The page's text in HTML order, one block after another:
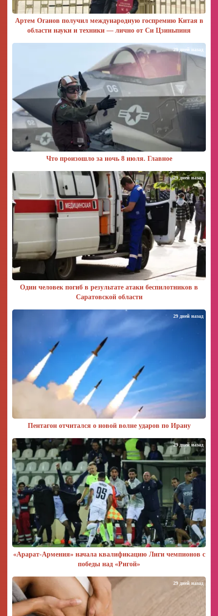
Артем Оганов получил международную госпремию Китая в
области науки и техники — лично от Си Цзиньпиня
Что произошло за ночь 8 июля. Главное
29 дней назад
Один человек погиб в результате атаки беспилотников в
Саратовской области
29 дней назад
Пентагон отчитался о новой волне ударов по Ирану
29 дней назад
«Арарат‑Армения» начала квалификацию Лиги чемпионов с
победы над «Ригой»
29 дней назад
29 дней назад